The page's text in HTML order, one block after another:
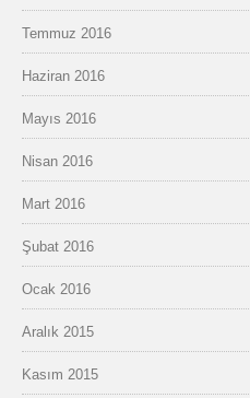
Temmuz 2016
Haziran 2016
Mayıs 2016
Nisan 2016
Mart 2016
Şubat 2016
Ocak 2016
Aralık 2015
Kasım 2015